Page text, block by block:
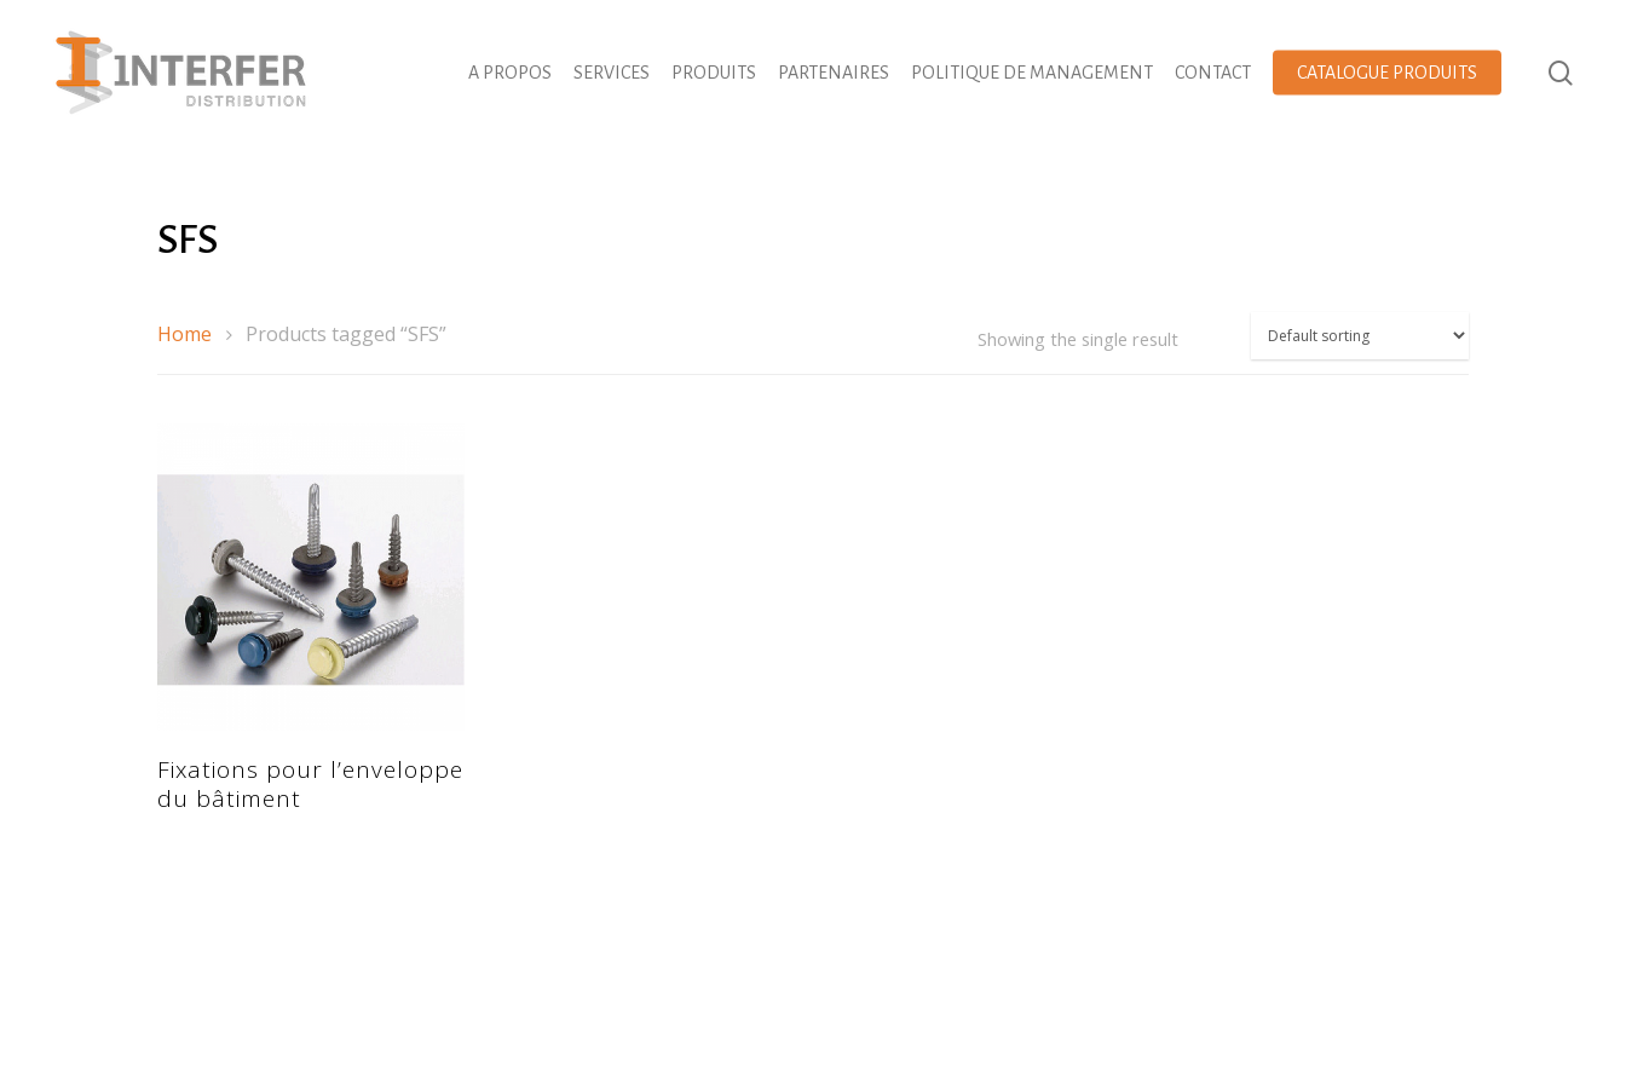
A PROPOS SERVICES PRODUITS PARTENAIRES POLITIQUE DE MANAGEMENT CONTACT CATALOGUE PRODUITS
SFS
Showing the single result
Home Products tagged “SFS”
Fixations pour l’enveloppe
du bâtiment